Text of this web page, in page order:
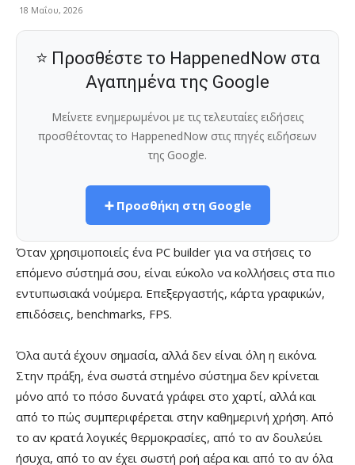
18 Μαΐου, 2026
⭐ Προσθέστε το HappenedNow στα
Αγαπημένα της Google
Μείνετε ενημερωμένοι με τις τελευταίες ειδήσεις
προσθέτοντας το HappenedNow στις πηγές ειδήσεων
της Google.
➕ Προσθήκη στη Google
Όταν χρησιμοποιείς ένα PC builder για να στήσεις το
επόμενο σύστημά σου, είναι εύκολο να κολλήσεις στα πιο
εντυπωσιακά νούμερα. Επεξεργαστής, κάρτα γραφικών,
επιδόσεις, benchmarks, FPS.
Όλα αυτά έχουν σημασία, αλλά δεν είναι όλη η εικόνα.
Στην πράξη, ένα σωστά στημένο σύστημα δεν κρίνεται
μόνο από το πόσο δυνατά γράφει στο χαρτί, αλλά και
από το πώς συμπεριφέρεται στην καθημερινή χρήση. Από
το αν κρατά λογικές θερμοκρασίες, από το αν δουλεύει
ήσυχα, από το αν έχει σωστή ροή αέρα και από το αν όλα